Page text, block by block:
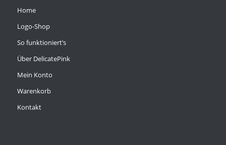
Home
Logo-Shop
So funktioniert’s
Über DelicatePink
Mein Konto
Warenkorb
Kontakt